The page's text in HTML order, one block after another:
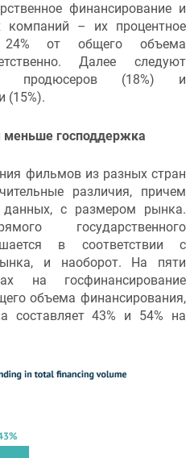
финансирование и
компаний – их процентное
от общего объема
Далее следуют
продюсеров (18%) и
(15%).
господдержка
фильмов из разных стран
различия, причем
с размером рынка.
государственного
в соответствии с
и наоборот. На пяти
на госфинансирование
объема финансирования,
составляет 43% и 54% на